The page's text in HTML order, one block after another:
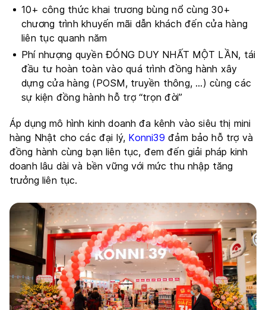
10+ công thức khai trương bùng nổ cùng 30+
chương trình khuyến mãi dẫn khách đến cửa hàng
liên tục quanh năm
Phí nhượng quyền ĐÓNG DUY NHẤT MỘT LẦN, tái
đầu tư hoàn toàn vào quá trình đồng hành xây
dựng cửa hàng (POSM, truyền thông, …) cùng các
sự kiện đồng hành hỗ trợ “trọn đời”
Áp dụng mô hình kinh doanh đa kênh vào siêu thị mini
hàng Nhật cho các đại lý, Konni39 đảm bảo hỗ trợ và
đồng hành cùng bạn liên tục, đem đến giải pháp kinh
doanh lâu dài và bền vững với mức thu nhập tăng
trưởng liên tục.